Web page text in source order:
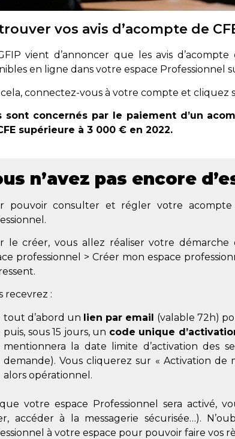
vos avis d’acompte de
vient d’annoncer que les avis
en ligne dans votre espace Professionnel
connectez-vous à votre compte et cliquez
sont concernés par le paiement d’un
supérieure à 3 000 € en 2022.
n’avez pas encore
pouvoir consulter et régler votre acompte
le créer, vous allez réaliser votre
professionnel > Créer mon espace
recevrez :
tout d’abord un lien par email (valable 72h)
puis, sous 15 jours, un code unique
mentionnera la date limite d’activation des
demande). Vous cliquerez sur « Activation de
alors opérationnel.
votre espace Professionnel sera activé,
accéder à la messagerie sécurisée…).
à votre espace pour pouvoir faire vos